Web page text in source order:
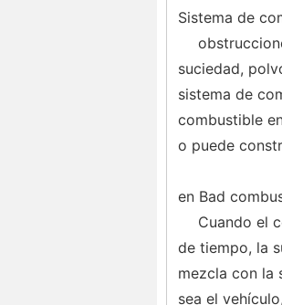
Sistema de
suciedad,
sistema de
combustible
o puede
en Bad
Cuando el
de tiempo, la
mezcla con la
sea el